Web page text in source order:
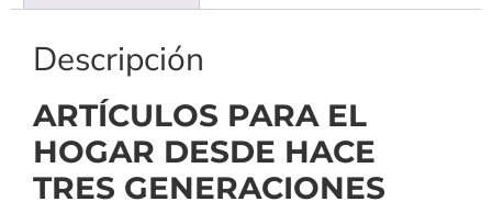
Descripción
ARTÍCULOS PARA EL
HOGAR DESDE HACE
TRES GENERACIONES